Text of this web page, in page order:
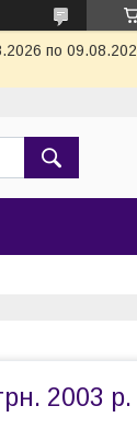
по
2003 р.